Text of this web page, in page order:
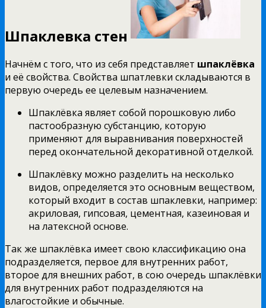
Шпаклевка стен
Начнём с того, что из себя представляет шпаклёвка
и её свойства. Свойства шпатлевки складываются в
первую очередь ее целевым назначением.
Шпаклёвка являет собой порошковую либо
пастообразную субстанцию, которую
применяют для выравнивания поверхностей
перед окончательной декоративной отделкой.
Шпаклёвку можно разделить на несколько
видов, определяется это основным веществом,
который входит в состав шпаклевки, например:
акриловая, гипсовая, цементная, казеиновая и
на латексной основе.
Так же шпаклёвка имеет свою классификацию она
подразделяется, первое для внутренних работ,
второе для внешних работ, в сою очередь шпаклёвки
для внутренних работ подразделяются на
влагостойкие и обычные.